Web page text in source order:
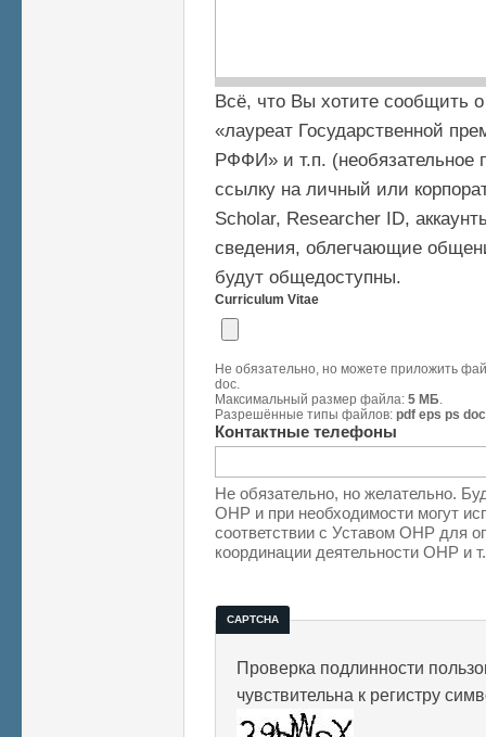
Всё, что Вы хотите сообщить
«лауреат Государственной
РФФИ» и т.п. (необязательное
ссылку на личный или
Scholar, Researcher ID,
сведения, облегчающие
будут общедоступны.
Curriculum Vitae
Не обязательно, но можете приложить
doc.
Максимальный размер файла: 5 МБ
Разрешённые типы файлов: pdf eps ps doc
Контактные телефоны
Не обязательно, но желательно.
ОНР и при необходимости могут
соответствии с Уставом ОНР для
координации деятельности ОНР и
CAPTCHA
Проверка подлинности
чувствительна к регистру